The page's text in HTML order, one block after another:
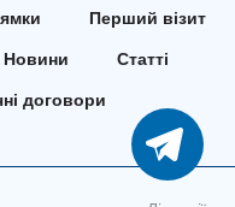
Перший візит
Новини Статті
договори